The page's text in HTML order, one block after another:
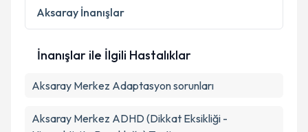
Metni
'ni okudum ve kişisel verilerimin belirtilen
kapsamda işlenmesini kabul ediyorum.
Takvim Talebini Gönder
Aksaray İnanışlar
İnanışlar ile İlgili Hastalıklar
Aksaray Merkez Adaptasyon sorunları
Aksaray Merkez ADHD (Dikkat Eksikliği -